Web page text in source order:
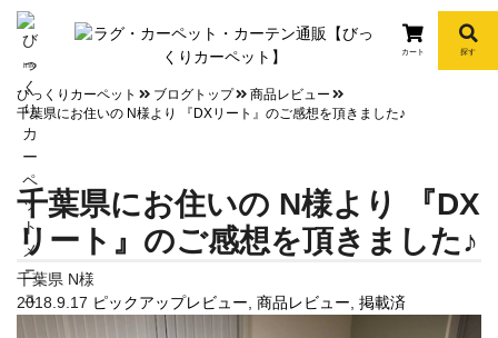
info
カート 探す
びっくりカーペット ブログトップ
商品レビュー
千葉県にお住いの N様より 『DXリート』のご感想を頂きました♪
千葉県にお住いの N様より 『DX
リート』のご感想を頂きました♪
千葉県 N様
2018.9.17 ピックアップレビュー 商品レビュー 掲載済